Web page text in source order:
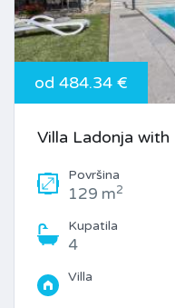
od 484.34 €
Villa Ladonja with
Površina
129 m2
Kupatila
4
Villa